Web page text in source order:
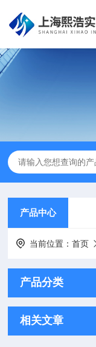
产品中心
当前位置：首页
产品分类
相关文章